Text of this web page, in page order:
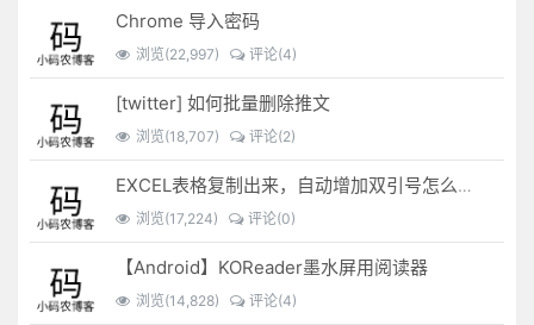
Chrome 导入密码
浏览(22,997) 评论(4)
[twitter] 如何批量删除推文
浏览(18,707) 评论(2)
EXCEL表格复制出来，自动增加双引号怎么解决？
浏览(17,224) 评论(0)
【Android】KOReader墨水屏用阅读器
浏览(14,828) 评论(4)